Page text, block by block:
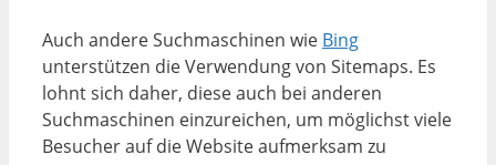
Auch andere Suchmaschinen wie Bing
unterstützen die Verwendung von Sitemaps. Es
lohnt sich daher, diese auch bei anderen
Suchmaschinen einzureichen, um möglichst viele
Besucher auf die Website aufmerksam zu